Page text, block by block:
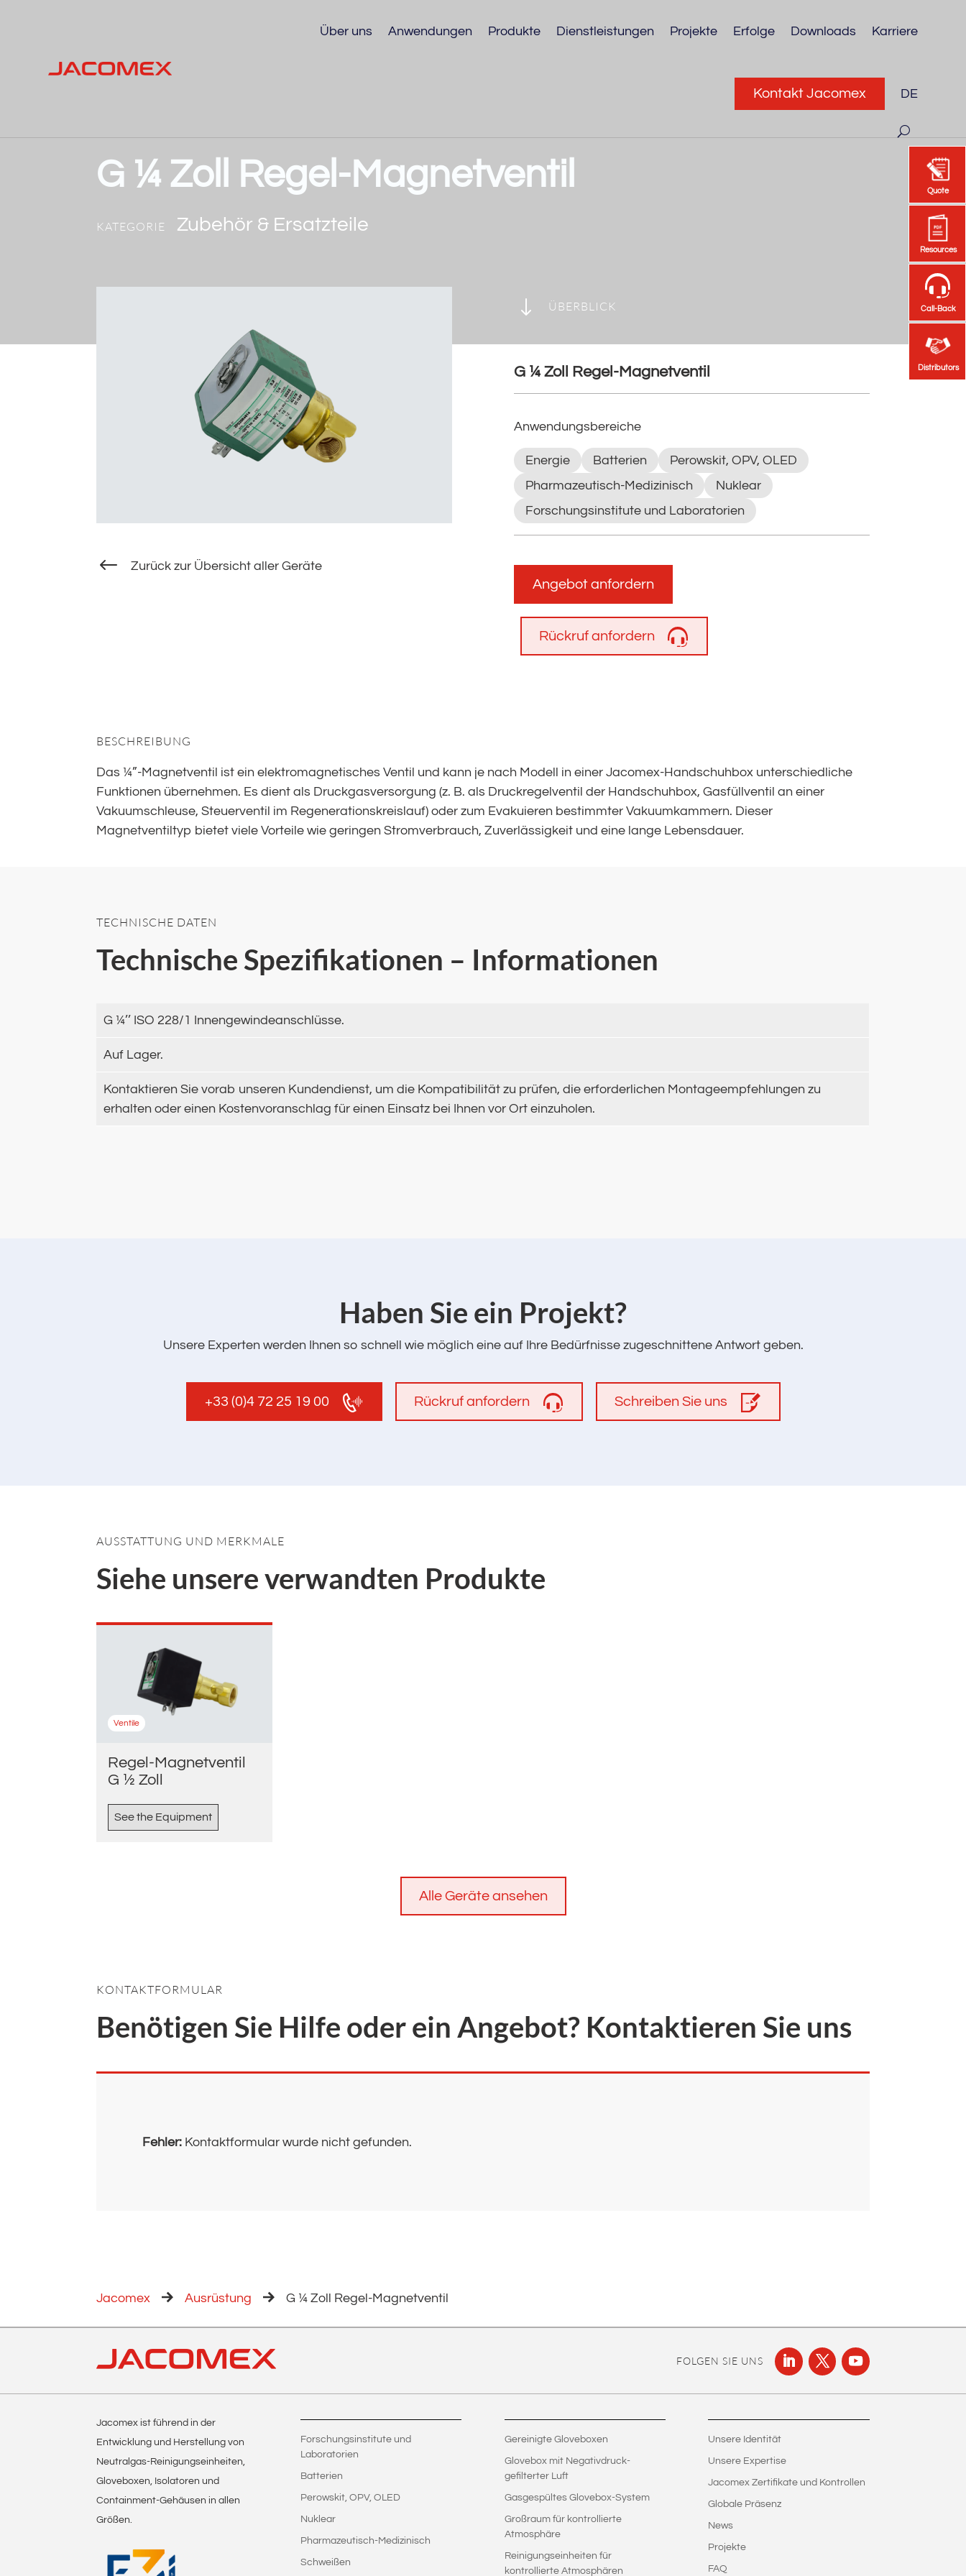
Quote
Resources
Call-Back
Distributors
Quote
Resources
Call-Back
Distributors
Über uns Anwendungen Produkte Dienstleistungen Projekte Erfolge Downloads Karriere
Kontakt Jacomex DE
G ¼ Zoll Regel-Magnetventil
KATEGORIE Zubehör & Ersatzteile
# Zurück zur Übersicht aller Geräte
" ÜBERBLICK
G ¼ Zoll Regel-Magnetventil
Anwendungsbereiche
Energie Batterien
Perowskit, OPV, OLED
Pharmazeutisch-Medizinisch
Nuklear
Forschungsinstitute und Laboratorien
Angebot anfordern
Rückruf anfordern
BESCHREIBUNG
Das ¼”-Magnetventil ist ein elektromagnetisches Ventil und kann je nach Modell in einer Jacomex-Handschuhbox unterschiedliche
Funktionen übernehmen. Es dient als Druckgasversorgung (z. B. als Druckregelventil der Handschuhbox, Gasfüllventil an einer
Vakuumschleuse, Steuerventil im Regenerationskreislauf) oder zum Evakuieren bestimmter Vakuumkammern. Dieser
Magnetventiltyp bietet viele Vorteile wie geringen Stromverbrauch, Zuverlässigkeit und eine lange Lebensdauer.
TECHNISCHE DATEN
Technische Spezifikationen – Informationen
G ¼’’ ISO 228/1 Innengewindeanschlüsse.
Auf Lager.
Kontaktieren Sie vorab unseren Kundendienst, um die Kompatibilität zu prüfen, die erforderlichen Montageempfehlungen zu
erhalten oder einen Kostenvoranschlag für einen Einsatz bei Ihnen vor Ort einzuholen.
‌Haben Sie ein Projekt?
Unsere Experten werden Ihnen so schnell wie möglich eine auf Ihre Bedürfnisse zugeschnittene Antwort geben.
+33 (0)4 72 25 19 00 Rückruf anfordern Schreiben Sie uns
AUSSTATTUNG UND MERKMALE
Siehe unsere verwandten Produkte
Ventile
Regel-Magnetventil
G ½ Zoll
See the Equipment
Alle Geräte ansehen
KONTAKTFORMULAR
Benötigen Sie Hilfe oder ein Angebot? Kontaktieren Sie uns
Fehler: Kontaktformular wurde nicht gefunden.
Jacomex Ausrüstung G ¼ Zoll Regel-Magnetventil
FOLGEN SIE UNS
Jacomex ist führend in der
Entwicklung und Herstellung von
Neutralgas-Reinigungseinheiten,
Gloveboxen, Isolatoren und
Containment-Gehäusen in allen
Größen.
Forschungsinstitute und
Laboratorien
Batterien
Perowskit, OPV, OLED
Nuklear
Pharmazeutisch-Medizinisch
Schweißen
Gereinigte Gloveboxen
Glovebox mit Negativdruck-
gefilterter Luft
Gasgespültes Glovebox-System
Großraum für kontrollierte
Atmosphäre
Reinigungseinheiten für
kontrollierte Atmosphären
Unsere Identität
Unsere Expertise
Jacomex Zertifikate und Kontrollen
Globale Präsenz
News
Projekte
FAQ